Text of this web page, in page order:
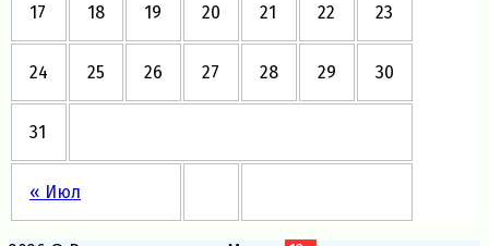
« Июл
17 18 19 20 21 22 23
24 25 26 27 28 29 30
31